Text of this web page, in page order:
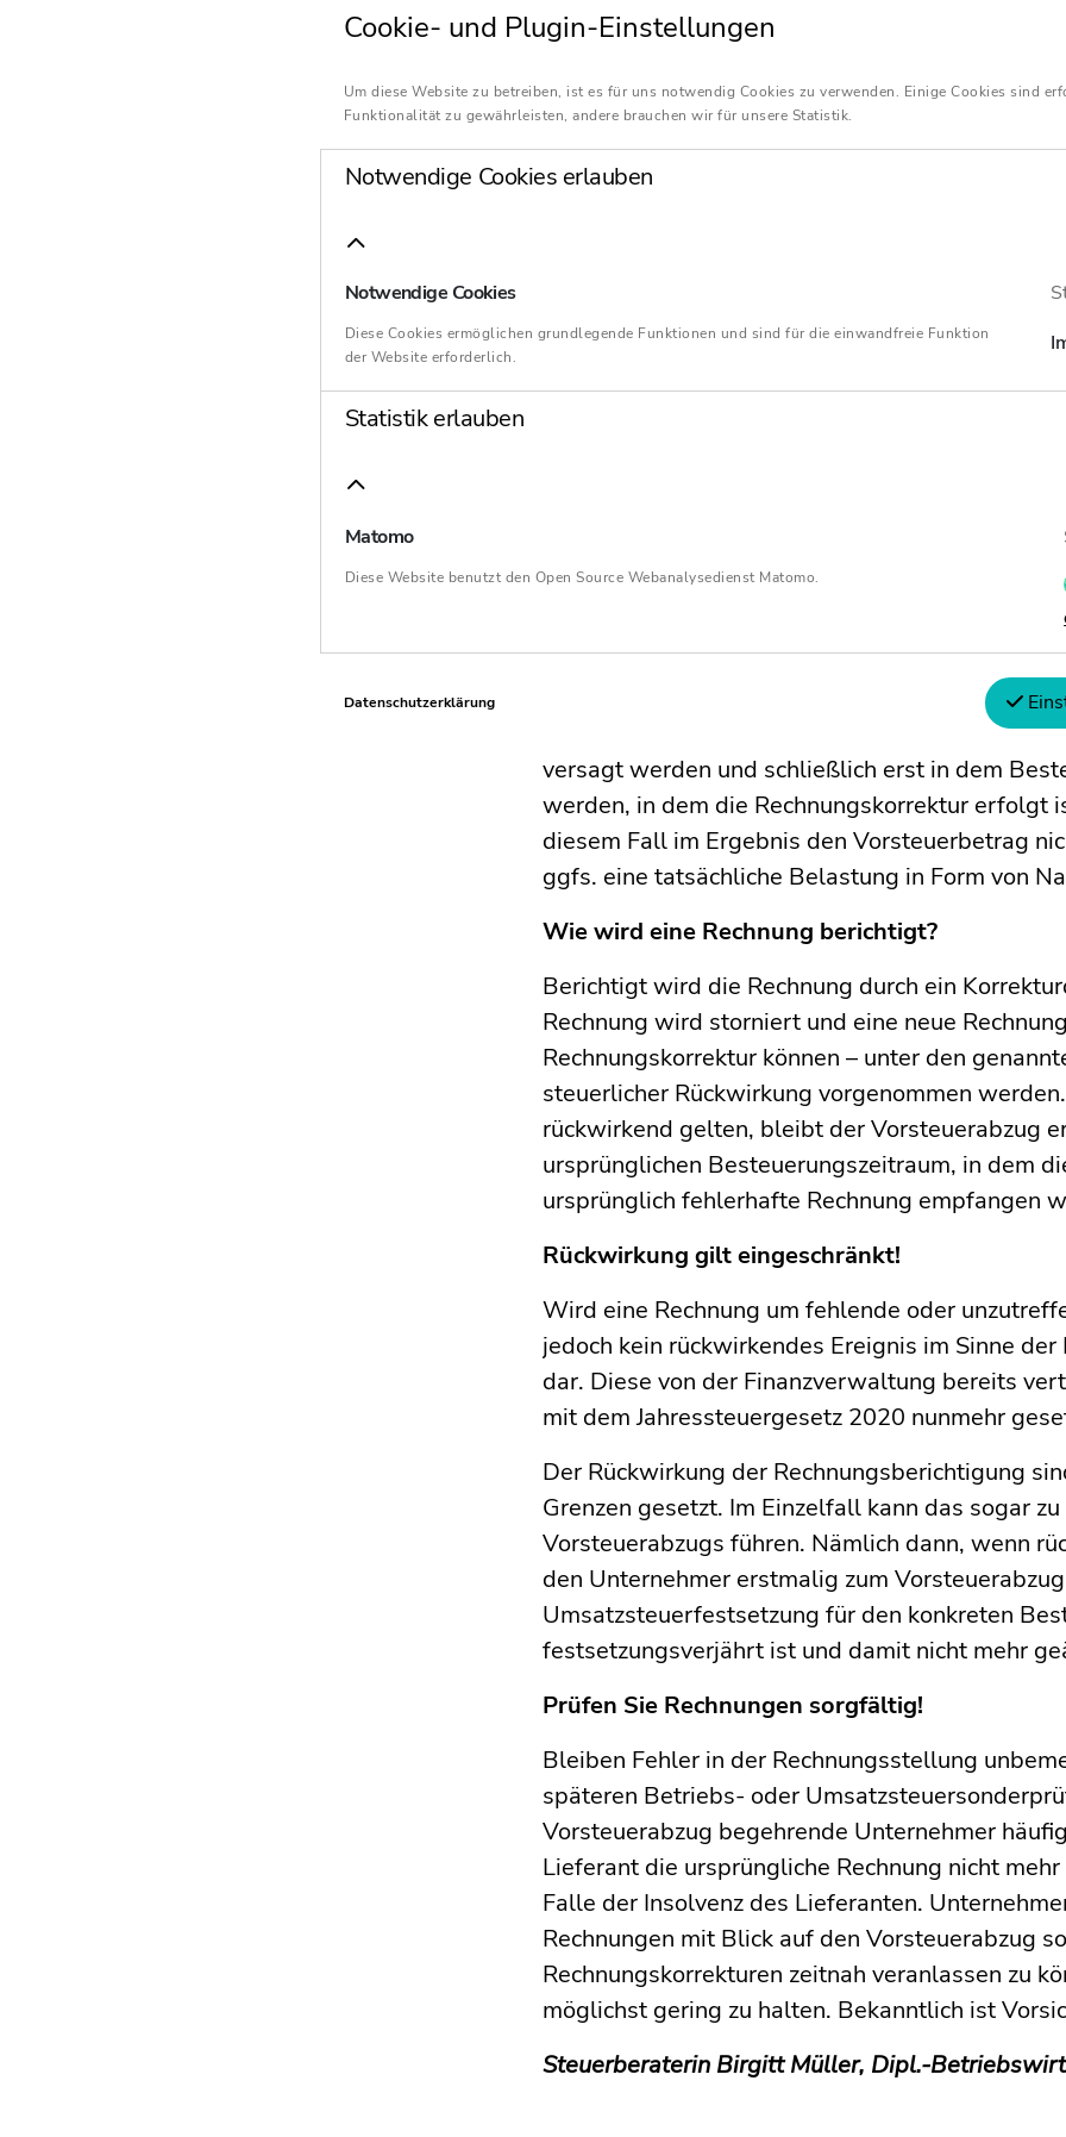
So vermeidet er Nachzahlungszinsen. Hierzu
(EuGH) sowie der Bundesfinanzhof (BFH)
Rechnungskorrekturen zugunsten der
Voraussetzungen vorliegen. Der
ursprünglichen Besteuerungszeitraum erhalten.
früher die steuerliche Rückwirkung einer
hatte, hat sie ihre Meinung zwischenzeitlich der
Voraussetzung für die rückwirkende Korrektur
Rechnung grundsätzlich berichtigungsfähig
Rechnungsaussteller, zum
Entgelt und zur ausgewiesenen Umsatzsteuer
Rechnung dürfen dabei nicht in derart hohem
offensichtlich unzutreffend sein, dass sie
So sind zum Beispiel die
Rechtsanwalts oder „Bauarbeiten“ in der
berichtigungsfähig. Demgegenüber genügt die
Warenlieferungen nicht für die rückwirkende
Die abgerechnete Leistung ist in einem
nachprüfbar. Hier kann der ursprünglich
versagt werden und schließlich erst in dem
werden, in dem die Rechnungskorrektur erfolgt
diesem Fall im Ergebnis den Vorsteuerbetrag
ggfs. eine tatsächliche Belastung in Form von
Wie wird eine Rechnung berichtigt?
Berichtigt wird die Rechnung durch ein
Rechnung wird storniert und eine neue
Rechnungskorrektur können – unter den
steuerlicher Rückwirkung vorgenommen
rückwirkend gelten, bleibt der Vorsteuerabzug
ursprünglichen Besteuerungszeitraum, in dem
ursprünglich fehlerhafte Rechnung empfangen
Rückwirkung gilt eingeschränkt!
Wird eine Rechnung um fehlende oder
jedoch kein rückwirkendes Ereignis im Sinne
dar. Diese von der Finanzverwaltung bereits
mit dem Jahressteuergesetz 2020 nunmehr
Der Rückwirkung der Rechnungsberichtigung
Grenzen gesetzt. Im Einzelfall kann das sogar
Vorsteuerabzugs führen. Nämlich dann, wenn
den Unternehmer erstmalig zum
Umsatzsteuerfestsetzung für den konkreten
festsetzungsverjährt ist und damit nicht mehr
Prüfen Sie Rechnungen sorgfältig!
Bleiben Fehler in der Rechnungsstellung
späteren Betriebs- oder
Vorsteuerabzug begehrende Unternehmer
Lieferant die ursprüngliche Rechnung nicht
Falle der Insolvenz des Lieferanten.
Rechnungen mit Blick auf den Vorsteuerabzug
Rechnungskorrekturen zeitnah veranlassen zu
möglichst gering zu halten. Bekanntlich ist
Steuerberaterin Birgitt Müller, Dipl.-
Cookie- und Plugin-Einstellungen
Um diese Website zu betreiben, ist es für uns notwendig Cookies zu verwenden. Einige Cookies sind
Funktionalität zu gewährleisten, andere brauchen wir für unsere Statistik.
Notwendige Cookies erlauben
Notwendige Cookies
Diese Cookies ermöglichen grundlegende Funktionen und sind für die einwandfreie Funktion
der Website erforderlich.
Statistik erlauben
Matomo
Diese Website benutzt den Open Source Webanalysedienst Matomo.
Datenschutzerklärung